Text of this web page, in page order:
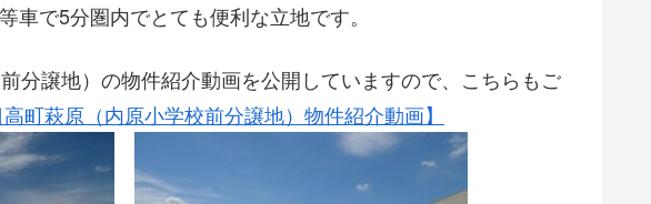
車で5分圏内でとても便利な立地です。
分譲地）の物件紹介動画を公開していますので、こちらもご
高町萩原（内原小学校前分譲地）物件紹介動画】